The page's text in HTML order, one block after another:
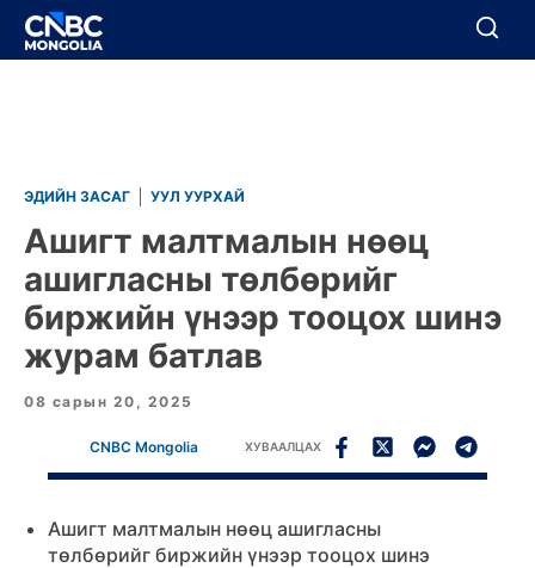
BREAKING
Цуцлах
ЭДИЙН ЗАСАГ УУЛ УУРХАЙ
Ашигт малтмалын нөөц
ашигласны төлбөрийг
биржийн үнээр тооцох шинэ
журам батлав
08 сарын 20, 2025
CNBC Mongolia ХУВААЛЦАХ
Ашигт малтмалын нөөц ашигласны
төлбөрийг биржийн үнээр тооцох шинэ